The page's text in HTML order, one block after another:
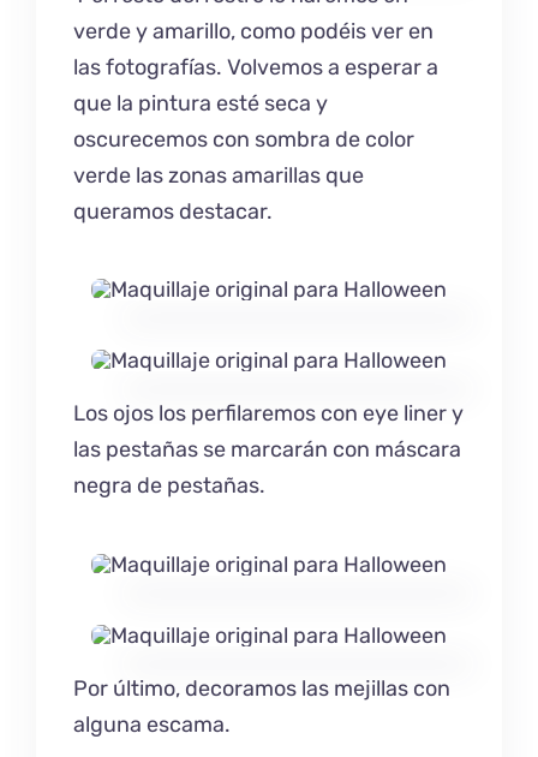
verde y amarillo, como podéis ver en
las fotografías. Volvemos a esperar a
que la pintura esté seca y
oscurecemos con sombra de color
verde las zonas amarillas que
queramos destacar.
Los ojos los perfilaremos con eye liner y
las pestañas se marcarán con máscara
negra de pestañas.
Por último, decoramos las mejillas con
alguna escama.